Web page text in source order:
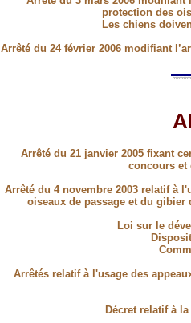
protection des
Les chiens
Arrêté du 24 février 2006 modifiant
Arrêté du 21 janvier 2005 fixant
concours et
Arrêté du 4 novembre 2003 relatif à
oiseaux de passage et du
Loi sur le
Arrêtés relatif à l'usage des
Décret relatif à